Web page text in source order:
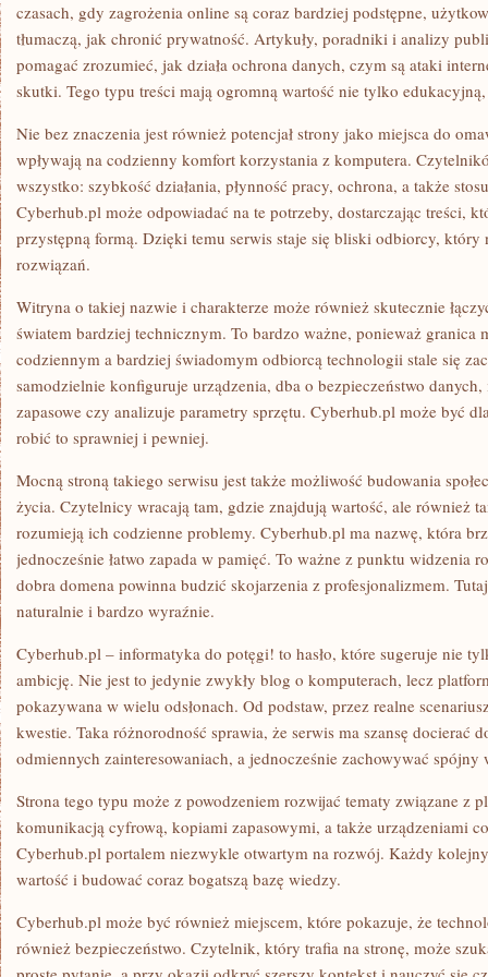
czasach, gdy zagrożenia online są coraz bardziej podstępne,
tłumaczą, jak chronić prywatność. Artykuły, poradniki i analizy
pomagać zrozumieć, jak działa ochrona danych, czym są ataki
skutki. Tego typu treści mają ogromną wartość nie tylko
Nie bez znaczenia jest również potencjał strony jako miejsca do
wpływają na codzienny komfort korzystania z komputera.
wszystko: szybkość działania, płynność pracy, ochrona, a także
Cyberhub.pl może odpowiadać na te potrzeby, dostarczając treści,
przystępną formą. Dzięki temu serwis staje się bliski odbiorcy,
rozwiązań.
Witryna o takiej nazwie i charakterze może również skutecznie
światem bardziej technicznym. To bardzo ważne, ponieważ granica
codziennym a bardziej świadomym odbiorcą technologii stale się
samodzielnie konfiguruje urządzenia, dba o bezpieczeństwo
zapasowe czy analizuje parametry sprzętu. Cyberhub.pl może być
robić to sprawniej i pewniej.
Mocną stroną takiego serwisu jest także możliwość budowania
życia. Czytelnicy wracają tam, gdzie znajdują wartość, ale również
rozumieją ich codzienne problemy. Cyberhub.pl ma nazwę, która
jednocześnie łatwo zapada w pamięć. To ważne z punktu widzenia
dobra domena powinna budzić skojarzenia z profesjonalizmem.
naturalnie i bardzo wyraźnie.
Cyberhub.pl – informatyka do potęgi! to hasło, które sugeruje nie
ambicję. Nie jest to jedynie zwykły blog o komputerach, lecz
pokazywana w wielu odsłonach. Od podstaw, przez realne
kwestie. Taka różnorodność sprawia, że serwis ma szansę docierać
odmiennych zainteresowaniach, a jednocześnie zachowywać spójny
Strona tego typu może z powodzeniem rozwijać tematy związane z
komunikacją cyfrową, kopiami zapasowymi, a także urządzeniami
Cyberhub.pl portalem niezwykle otwartym na rozwój. Każdy
wartość i budować coraz bogatszą bazę wiedzy.
Cyberhub.pl może być również miejscem, które pokazuje, że
również bezpieczeństwo. Czytelnik, który trafia na stronę, może